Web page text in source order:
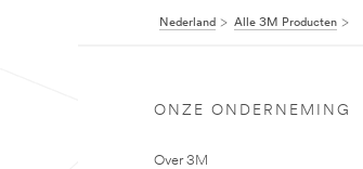
Nederland Alle 3M Producten
ONZE ONDERNEMING
Over 3M